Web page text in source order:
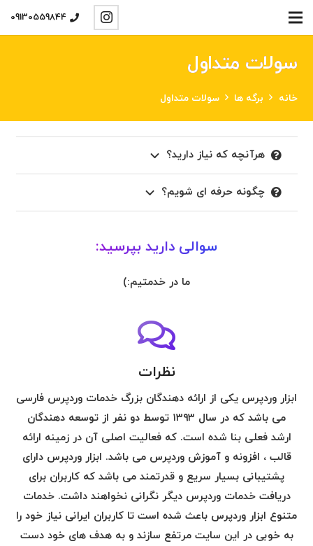
09130559844
سولات متداول
خانه برگه ها سولات متداول
هرآنچه که نیاز دارید؟
چگونه حرفه ای شویم؟
سوالی دارید بپرسید:
ما در خدمتیم:)
نظرات
ابزار وردپرس یکی از ارائه دهندگان بزرگ خدمات وردپرس فارسی
می باشد که در سال ۱۳۹۳ توسط دو نفر از توسعه دهندگان
ارشد فعلی بنا شده است. که فعالیت اصلی آن در زمینه ارائه
قالب ، افزونه و آموزش وردپرس می باشد. ابزار وردپرس دارای
پشتیبانی بسیار سریع و قدرتمند می باشد که کاربران برای
دریافت خدمات وردپرس دیگر نگرانی نخواهند داشت. خدمات
متنوع ابزار وردپرس باعث شده است تا کاربران ایرانی نیاز خود را
به خوبی در این سایت مرتفع سازند و به هدف های خود دست